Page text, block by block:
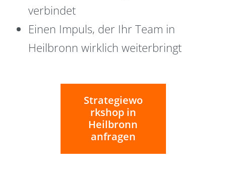
verbindet
Einen Impuls, der Ihr Team in
Heilbronn wirklich weiterbringt
Strategiewo
rkshop in
Heilbronn
anfragen